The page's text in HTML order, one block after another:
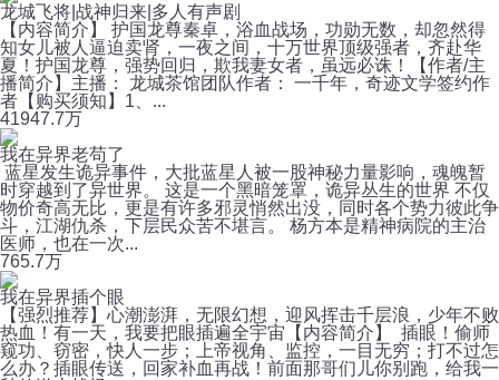
龙城飞将|战神归来|多人有声剧
【内容简介】 护国龙尊秦卓，浴血战场，功勋无数，却忽然得
知女儿被人逼迫卖肾，一夜之间，十万世界顶级强者，齐赴华
夏！护国龙尊，强势回归，欺我妻女者，虽远必诛！【作者/主
播简介】主播： 龙城茶馆团队作者： 一千年，奇迹文学签约作
者【购买须知】1、...
41947.7万
我在异界老苟了
蓝星发生诡异事件，大批蓝星人被一股神秘力量影响，魂魄暂
时穿越到了异世界。 这是一个黑暗笼罩，诡异丛生的世界 不仅
物价奇高无比，更是有许多邪灵悄然出没，同时各个势力彼此争
斗，江湖仇杀，下层民众苦不堪言。 杨方本是精神病院的主治
医师，也在一次...
765.7万
我在异界插个眼
【强烈推荐】心潮澎湃，无限幻想，迎风挥击千层浪，少年不败
热血！有一天，我要把眼插遍全宇宙【内容简介】 插眼！偷师
窥功、窃密，快人一步；上帝视角、监控，一目无穷；打不过怎
么办？插眼传送，回家补血再战！前面那哥们儿你别跑，给我一